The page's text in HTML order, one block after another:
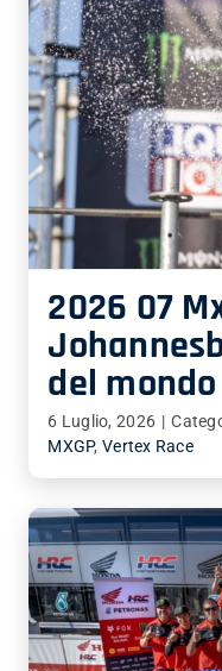
2026 07
del
6 Luglio, 2026 |
MXGP, Vertex Race